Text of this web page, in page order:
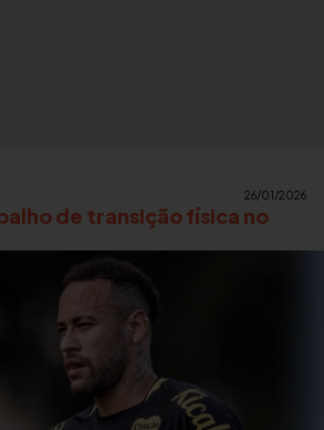
26/01/2026
de transição física no